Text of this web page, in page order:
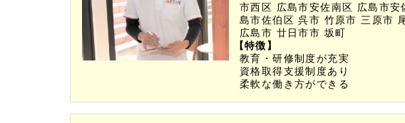
市西区 広島市安佐南区 広島市
島市佐伯区呉市 竹原市 三原市
広島市 廿日市市 坂町
【特徴】
教育・研修制度が充実
資格取得支援制度あり
柔軟な働き方ができる